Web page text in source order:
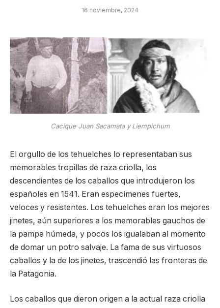
16 noviembre, 2024
Cacique Juan Sacamata y Liempichum
El orgullo de los tehuelches lo representaban sus
memorables tropillas de raza criolla, los
descendientes de los caballos que introdujeron los
españoles en 1541. Eran especímenes fuertes,
veloces y resistentes. Los tehuelches eran los mejores
jinetes, aún superiores a los memorables gauchos de
la pampa húmeda, y pocos los igualaban al momento
de domar un potro salvaje. La fama de sus virtuosos
caballos y la de los jinetes, trascendió las fronteras de
la Patagonia.
Los caballos que dieron origen a la actual raza criolla